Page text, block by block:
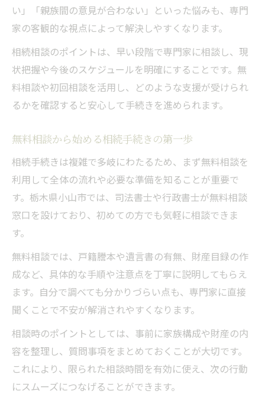
い」「親族間の意見が合わない」といった悩みも、専門
家の客観的な視点によって解決しやすくなります。
相続相談のポイントは、早い段階で専門家に相談し、現
状把握や今後のスケジュールを明確にすることです。無
料相談や初回相談を活用し、どのような支援が受けられ
るかを確認すると安心して手続きを進められます。
無料相談から始める相続手続きの第一歩
相続手続きは複雑で多岐にわたるため、まず無料相談を
利用して全体の流れや必要な準備を知ることが重要で
す。栃木県小山市では、司法書士や行政書士が無料相談
窓口を設けており、初めての方でも気軽に相談できま
す。
無料相談では、戸籍謄本や遺言書の有無、財産目録の作
成など、具体的な手順や注意点を丁寧に説明してもらえ
ます。自分で調べても分かりづらい点も、専門家に直接
聞くことで不安が解消されやすくなります。
相談時のポイントとしては、事前に家族構成や財産の内
容を整理し、質問事項をまとめておくことが大切です。
これにより、限られた相談時間を有効に使え、次の行動
にスムーズにつなげることができます。